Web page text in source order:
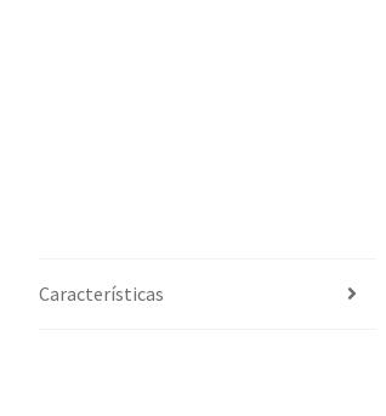
Características